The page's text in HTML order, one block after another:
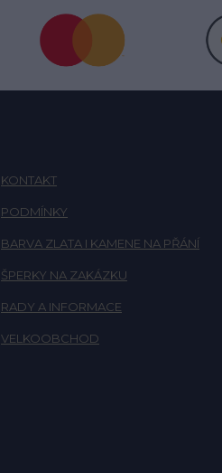
KONTAKT
PODMÍNKY
BARVA ZLATA I KAMENE NA PŘÁNÍ
ŠPERKY NA ZAKÁZKU
RADY A INFORMACE
VELKOOBCHOD